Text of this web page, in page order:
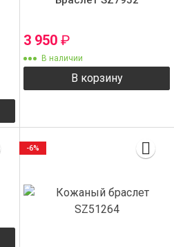
3 950 ₽
В наличии
В корзину
-6%